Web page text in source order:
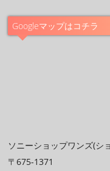
Googleマップはコチラ
ソニーショップワンズ(シ
〒675-1371